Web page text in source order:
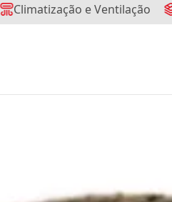
Climatização e Ventilação